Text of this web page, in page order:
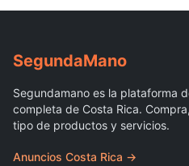
SegundaMano
Segundamano es la plataforma
completa de Costa Rica.
tipo de productos y servicios.
Anuncios Costa Rica →